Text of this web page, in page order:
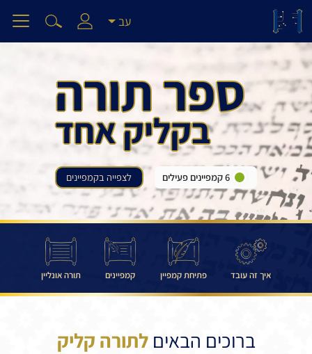
עב
ספר תורה
בקליק אחד
6 קמפיינים פעילים לצפייה בקמפיינים
איך זה עובד פתיחת קמפיין קמפיינים תורה אונליין
ברוכים הבאיםלתורה קליק